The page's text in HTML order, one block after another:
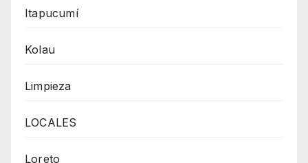
Itapucumí
Kolau
Limpieza
LOCALES
Loreto